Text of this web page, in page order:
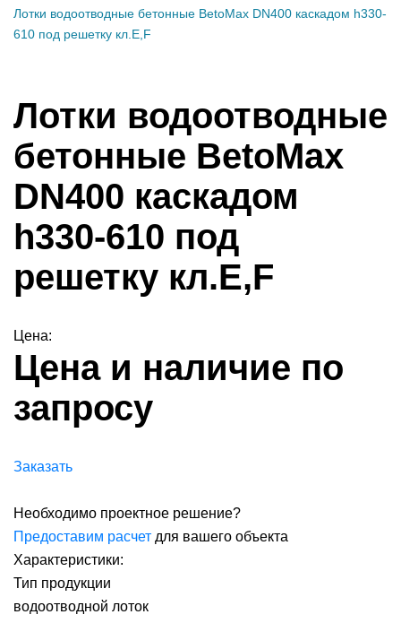
Лотки водоотводные бетонные BetoMax DN400 каскадом h330-
610 под решетку кл.Е,F
Лотки водоотводные
бетонные BetoMax
DN400 каскадом
h330-610 под
решетку кл.Е,F
Цена:
Цена и наличие по
запросу
Заказать
Необходимо проектное решение?
Предоставим расчет для вашего объекта
Характеристики:
Тип продукции
водоотводной лоток